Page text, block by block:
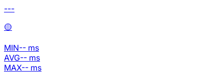
---
🟡
MIN-- ms
AVG-- ms
MAX-- ms